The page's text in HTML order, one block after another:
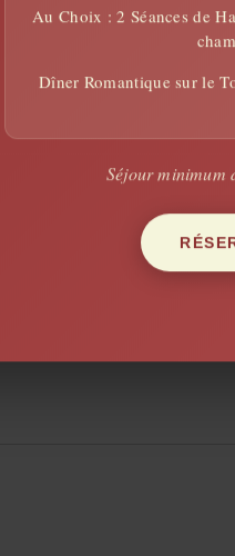
arrive
endroit
Au Choix : 2 Séances de
Dîner Romantique sur le
Séjour minimum